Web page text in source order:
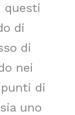
questi
di
di
nei
di
uno